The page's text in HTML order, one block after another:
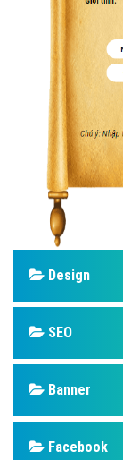
Design
SEO
Banner
Facebook